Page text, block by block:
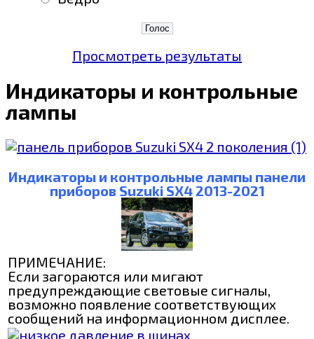
Просмотреть результаты
Индикаторы и контрольные
лампы
Индикаторы и контрольные лампы панели
приборов Suzuki SX4 2013-2021
ПРИМЕЧАНИЕ:
Если загораются или мигают
предупреждающие световые сигналы,
возможно появление соответствующих
сообщений на информационном дисплее.